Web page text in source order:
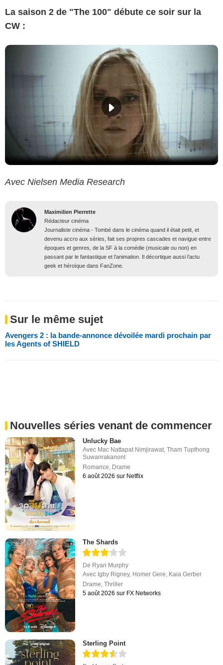
La saison 2 de "The 100" débute ce soir sur la
CW :
Avec Nielsen Media Research
Maximilien Pierrette
Rédacteur cinéma
Journaliste cinéma - Tombé dans le cinéma quand il était petit, et
devenu accro aux séries, fait ses propres cascades et navigue entre
époques et genres, de la SF à la comédie (musicale ou non) en
passant par le fantastique et l’animation. Il décortique aussi l’actu
geek et héroïque dans FanZone.
Sur le même sujet
Avengers 2 : la bande-annonce dévoilée mardi prochain par
les Agents of SHIELD
Nouvelles séries venant de commencer
Unlucky Bae
Avec Mac Nattapat Nimjirawat ,Tham Tupthong
Suwanrakanont
Romance Drame
6 août 2026 sur Netflix
The Shards
De Ryan Murphy
Avec Igby Rigney, Homer Gere, Kaia Gerber
Drame,Thriller
5 août 2026 sur FX Networks
Sterling Point